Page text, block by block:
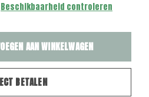
Beschikbaarheid controleren
AAN WINKELWAGEN
BETALEN